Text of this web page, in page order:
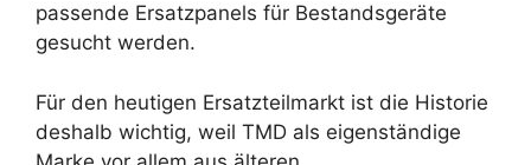
passende Ersatzpanels für Bestandsgeräte
gesucht werden.
Für den heutigen Ersatzteilmarkt ist die Historie
deshalb wichtig, weil TMD als eigenständige